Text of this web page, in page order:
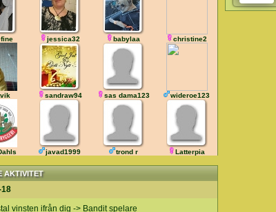
jessica32 babylaa christine2
sandraw94 sas dama123 wideroe123
javad1999 trond r Latterpia
AKTIVITET
vinsten ifrån dig -> Bandit spelare